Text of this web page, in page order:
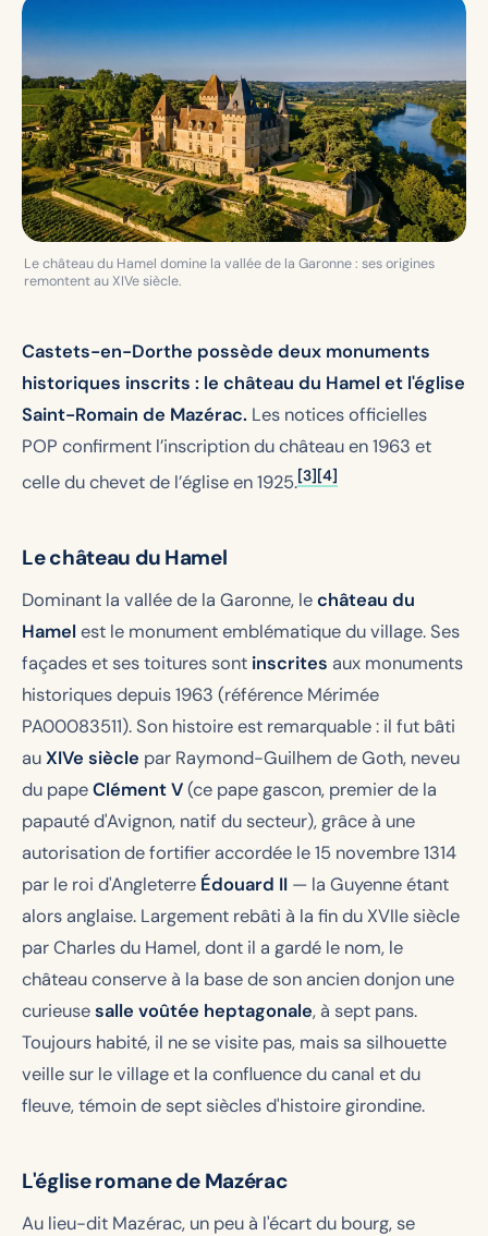
Le château du Hamel domine la vallée de la Garonne : ses origines
remontent au XIVe siècle.
Castets-en-Dorthe possède deux monuments
historiques inscrits : le château du Hamel et l'église
Saint-Romain de Mazérac. Les notices officielles
POP confirment l’inscription du château en 1963 et
celle du chevet de l’église en 1925.[3][4]
Le château du Hamel
Dominant la vallée de la Garonne, lechâteau du
Hamel est le monument emblématique du village. Ses
façades et ses toitures sont inscrites aux monuments
historiques depuis 1963 (référence Mérimée
PA00083511). Son histoire est remarquable : il fut bâti
auXIVe siècle par Raymond-Guilhem de Goth, neveu
du papeClément V(ce pape gascon, premier de la
papauté d'Avignon, natif du secteur), grâce à une
autorisation de fortifier accordée le 15 novembre 1314
par le roi d'Angleterre Édouard II — la Guyenne étant
alors anglaise. Largement rebâti à la fin du XVIIe siècle
par Charles du Hamel, dont il a gardé le nom, le
château conserve à la base de son ancien donjon une
curieusesalle voûtée heptagonale, à sept pans.
Toujours habité, il ne se visite pas, mais sa silhouette
veille sur le village et la confluence du canal et du
fleuve, témoin de sept siècles d'histoire girondine.
L'église romane de Mazérac
Au lieu-dit Mazérac, un peu à l'écart du bourg, se